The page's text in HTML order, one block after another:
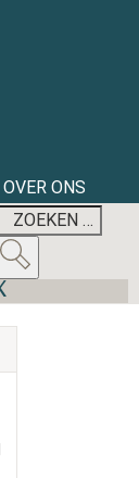
OVER ONS
ONRUST EN